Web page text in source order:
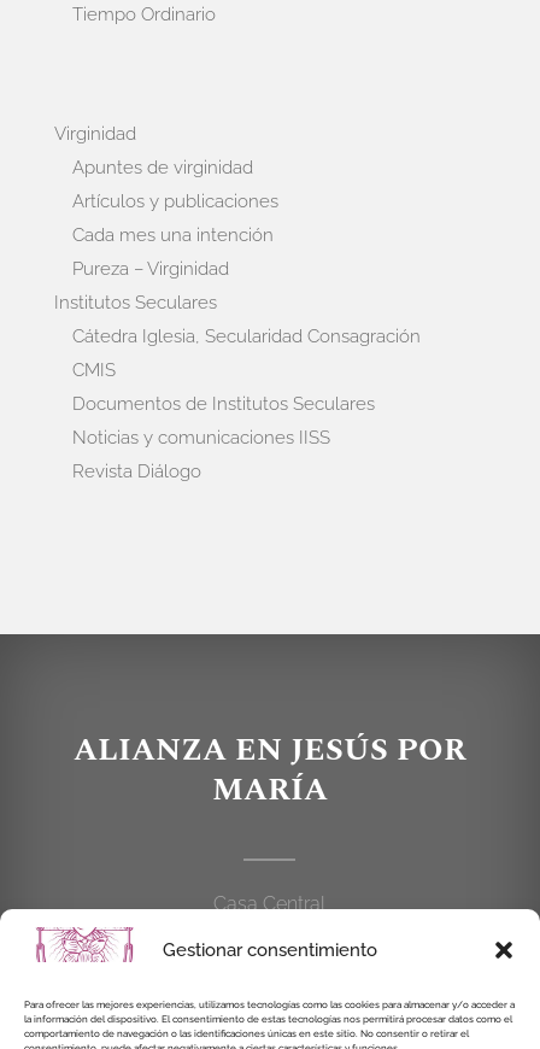
Gestionar consentimiento
Para ofrecer las mejores experiencias, utilizamos tecnologías como las cookies para almacenar y/o acceder a
la información del dispositivo. El consentimiento de estas tecnologías nos permitirá procesar datos como el
comportamiento de navegación o las identificaciones únicas en este sitio. No consentir o retirar el
Tiempo Ordinario
Virginidad
Apuntes de virginidad
Artículos y publicaciones
Cada mes una intención
Pureza – Virginidad
Institutos Seculares
Cátedra Iglesia, Secularidad Consagración
CMIS
Documentos de Institutos Seculares
Noticias y comunicaciones IISS
Revista Diálogo
ALIANZA EN JESÚS POR
MARÍA
Casa Central
C/Cardenal Cisneros, 55
914 462 114